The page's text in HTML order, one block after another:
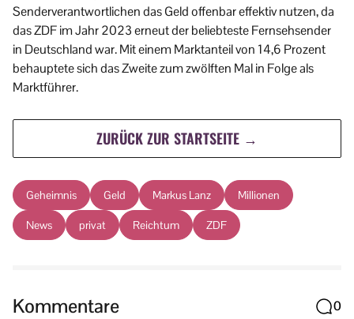
Senderverantwortlichen das Geld offenbar effektiv nutzen, da
das ZDF im Jahr 2023 erneut der beliebteste Fernsehsender
in Deutschland war. Mit einem Marktanteil von 14,6 Prozent
behauptete sich das Zweite zum zwölften Mal in Folge als
Marktführer.
ZURÜCK ZUR STARTSEITE →
Geheimnis Geld Markus Lanz Millionen
News privat Reichtum ZDF
Kommentare 0